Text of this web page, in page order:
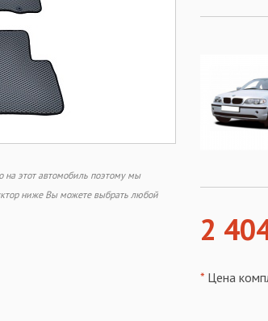
на этот автомобиль поэтому мы
ниже Вы можете выбрать любой
2
* Цена